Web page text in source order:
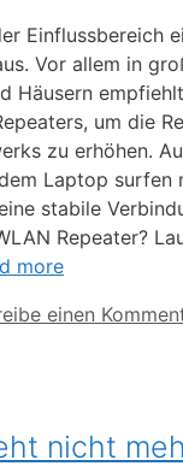
Einflussbereich
Vor allem in
Häusern
um die
zu erhöhen.
Laptop surfen
stabile
Repeater?
more
einen
nicht